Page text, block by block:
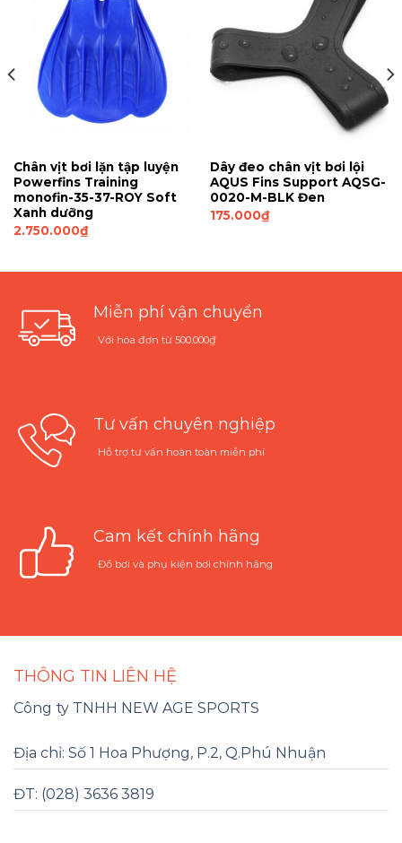
Chân vịt bơi lặn tập luyện
Powerfins Training
monofin-35-37-ROY Soft
Xanh dưỡng
2.750.000₫
Dây đeo chân vịt bơi lội
AQUS Fins Support AQSG-
0020-M-BLK Đen
175.000₫
Miễn phí vận chuyển
Với hóa đơn từ 500.000₫
Tư vấn chuyên nghiệp
Hỗ trợ tư vấn hoàn toàn miễn phí
Cam kết chính hãng
Đồ bơi và phụ kiện bơi chính hãng
THÔNG TIN LIÊN HỆ
Công ty TNHH NEW AGE SPORTS
Địa chỉ: Số 1 Hoa Phượng, P.2, Q.Phú Nhuận
ĐT: (028) 3636 3819